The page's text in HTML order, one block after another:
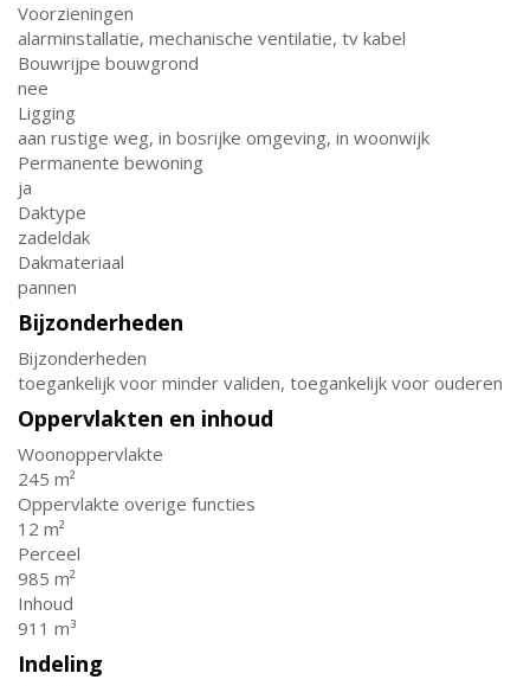
Voorzieningen
alarminstallatie, mechanische ventilatie, tv kabel
Bouwrijpe bouwgrond
nee
Ligging
aan rustige weg, in bosrijke omgeving, in woonwijk
Permanente bewoning
ja
Daktype
zadeldak
Dakmateriaal
pannen
Bijzonderheden
Bijzonderheden
toegankelijk voor minder validen, toegankelijk voor ouderen
Oppervlakten en inhoud
Woonoppervlakte
245 m²
Oppervlakte overige functies
12 m²
Perceel
985 m²
Inhoud
911 m³
Indeling